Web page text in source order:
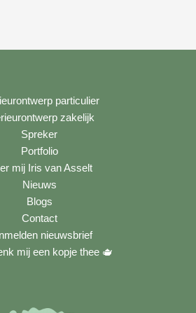
particulier
zakelijk
Spreker
Portfolio
mij Iris van Asselt
Nieuws
Blogs
Contact
nieuwsbrief
mij een kopje thee 🫖